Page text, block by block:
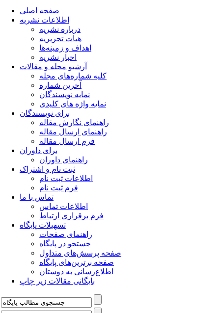
صفحه اصلی
اطلاعات نشریه
درباره نشریه
هیات تحریریه
اهداف و زمینه‌ها
اخبار نشریه
آرشیو مجله و مقالات
کلیه شماره‌های مجله
آخرین شماره
نمایه نویسندگان
نمایه واژه های کلیدی
برای نویسندگان
راهنمای نگارش مقاله
راهنمای ارسال مقاله
فرم ارسال مقاله
برای داوران
راهنمای داوران
ثبت نام و اشتراک
اطلاعات ثبت نام
فرم ثبت نام
تماس با ما
اطلاعات تماس
فرم برقراری ارتباط
تسهیلات پایگاه
راهنمای صفحات
جستجو در پایگاه
صفحه پرسش‌های متداول
صفحه برترین‌های پایگاه
اطلاع‌رسانی به دوستان
بایگانی مقالات زیر چاپ